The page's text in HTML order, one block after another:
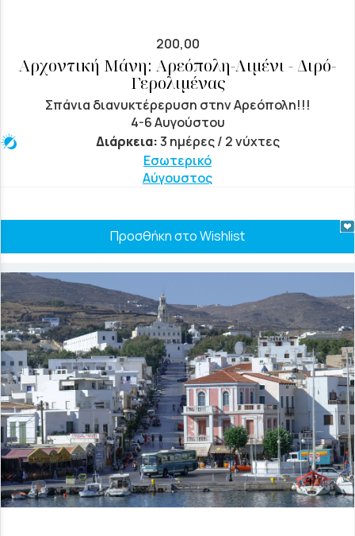
200,00
Αρχοντική Μάνη: Αρεόπολη-Λιμένι - Διρό-
Γερολιμένας
Σπάνια διανυκτέρερυση στην Αρεόπολη!!!
4-6 Αυγούστου
Διάρκεια:3 ημέρες / 2 νύχτες
Εσωτερικό
Αύγουστος
Προσθήκη στο Wishlist